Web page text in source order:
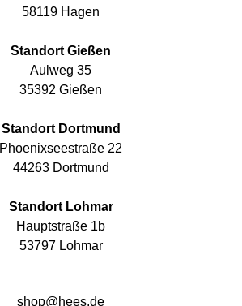
58119 Hagen
Standort Gießen
Aulweg 35
35392 Gießen
Standort Dortmund
Phoenixseestraße 22
44263 Dortmund
Standort Lohmar
Hauptstraße 1b
53797 Lohmar
shop@hees.de